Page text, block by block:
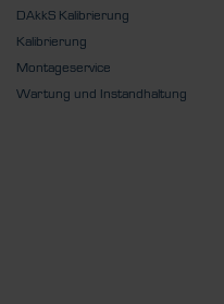
DAkkS Kalibrierung
Kalibrierung
Montageservice
Wartung und Instandhaltung